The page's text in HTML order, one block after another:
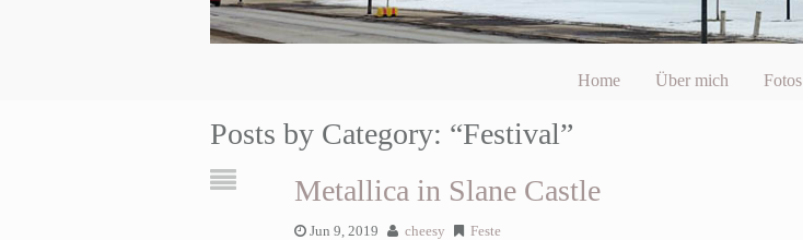
Home Über mich Fotos
Posts by Category: “Festival”
Metallica in Slane Castle
Jun 9, 2019 cheesy Feste